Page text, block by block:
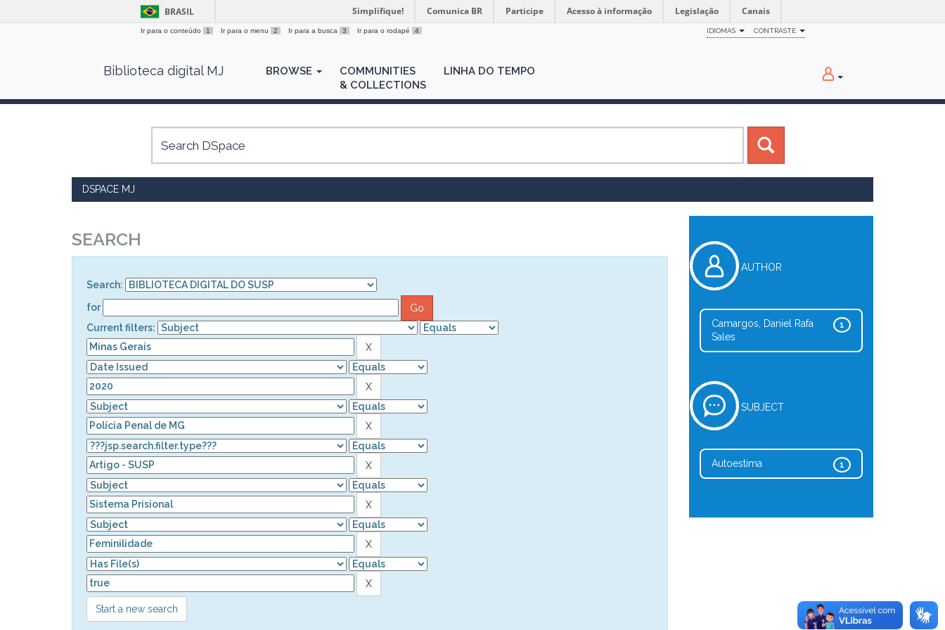
BRASIL Simplifique! Comunica BR Participe Acesso à informação Legislação Canais
Ir para o conteúdo 1 Ir para o menu 2 Ir para a busca 3 Ir para o rodapé 4 IDIOMAS CONTRASTE
Biblioteca digital MJ BROWSE
COMMUNITIES
& COLLECTIONS
LINHA DO TEMPO
DSPACE MJ
SEARCH
Search:
for
Current filters:
Start a new search
AUTHOR
1
Camargos, Daniel Rafa
Sales
SUBJECT
1
Autoestima